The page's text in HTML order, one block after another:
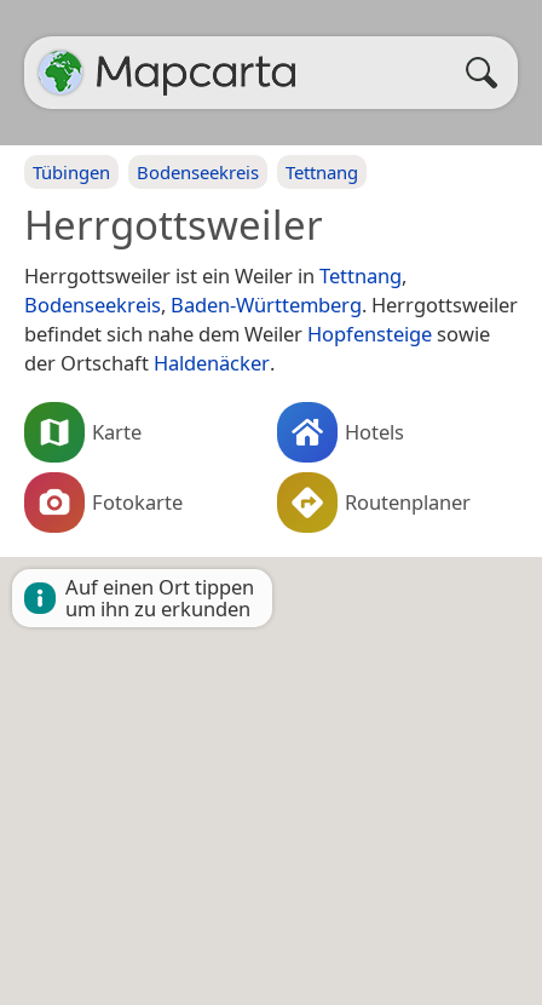
Tübingen Bodenseekreis Tettnang
Herrgottsweiler
Herrgottsweiler ist ein Weiler in Tettnang,
Bodenseekreis, Baden-Württemberg. Herrgottsweiler
befindet sich nahe dem Weiler Hopfensteigesowie
der Ortschaft Haldenäcker.
Karte Hotels
Fotokarte Routenplaner
Auf einen Ort tippen
um ihn zu erkunden